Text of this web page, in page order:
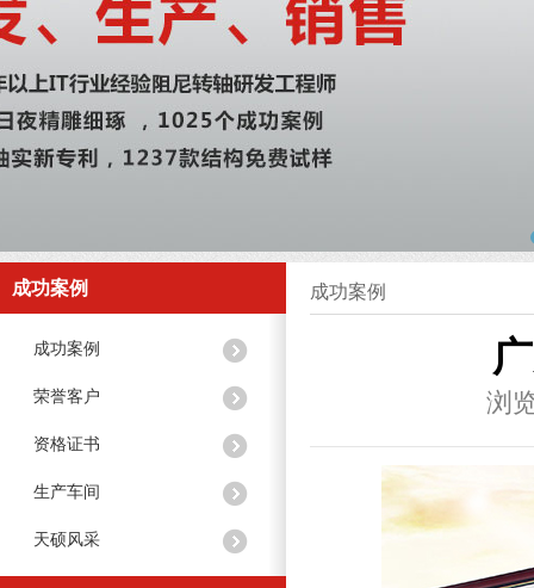
成功案例
成功案例
荣誉客户
资格证书
生产车间
天硕风采
成功案例
浏